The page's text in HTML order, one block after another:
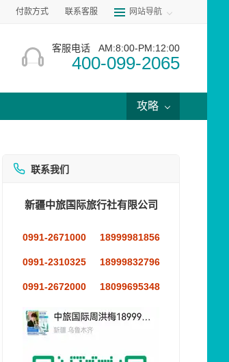
付款方式 联系客服 网站导航
客服电话 AM:8:00-PM:12:00
400-099-2065
攻略
联系我们
新疆中旅国际旅行社有限公司
0991-2671000 18999981856
0991-2310325 18999832796
0991-2672000 18099695348